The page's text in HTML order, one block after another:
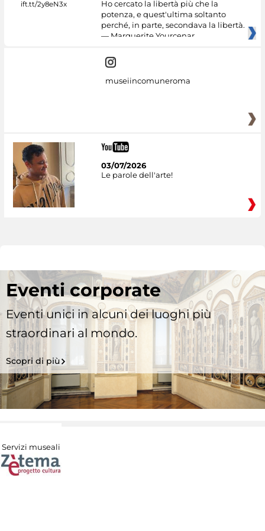
Ho cercato la libertà più che la
potenza, e quest'ultima soltanto
perché, in parte, secondava la libertà.
— Marguerite Yourcenar
museiincomuneroma
03/07/2026
Le parole dell'arte!
Eventi corporate
Eventi unici in alcuni dei luoghi più
straordinari al mondo.
Scopri di più
Servizi museali